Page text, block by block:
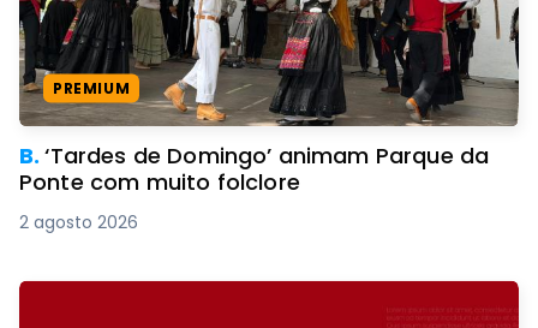
PREMIUM
B.‘Tardes de Domingo’ animam Parque da
Ponte com muito folclore
2 agosto 2026